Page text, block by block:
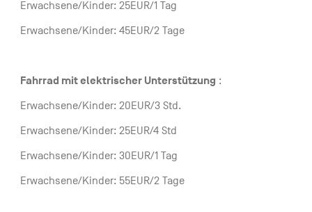
Erwachsene/Kinder: 25EUR/1 Tag
Erwachsene/Kinder: 45EUR/2 Tage
Fahrrad mit elektrischer Unterstützung :
Erwachsene/Kinder: 20EUR/3 Std.
Erwachsene/Kinder: 25EUR/4 Std
Erwachsene/Kinder: 30EUR/1 Tag
Erwachsene/Kinder: 55EUR/2 Tage